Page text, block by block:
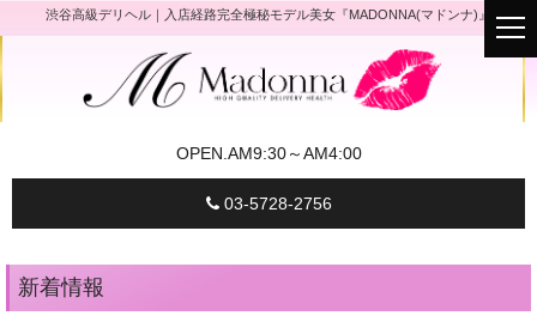
渋谷高級デリヘル｜入店経路完全極秘モデル美女『MADONNA(マドンナ)』
OPEN. AM9:30～AM4:00
03-5728-2756
新着情報
t
o
g
i
t